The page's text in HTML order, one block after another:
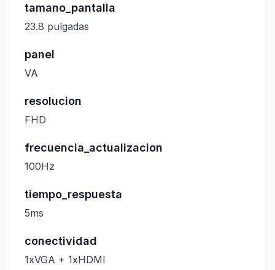
tamano_pantalla
23.8 pulgadas
panel
VA
resolucion
FHD
frecuencia_actualizacion
100Hz
tiempo_respuesta
5ms
conectividad
1xVGA + 1xHDMI